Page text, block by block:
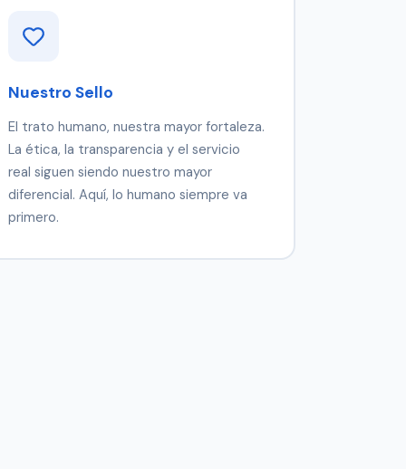
Nuestro Sello
El trato humano, nuestra mayor fortaleza.
La ética, la transparencia y el servicio
real siguen siendo nuestro mayor
diferencial. Aquí, lo humano siempre va
primero.